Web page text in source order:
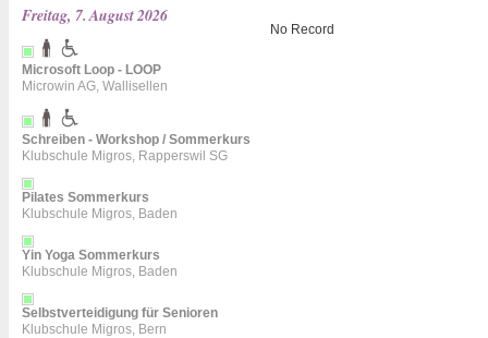
Freitag, 7. August 2026
Microsoft Loop - LOOP
Microwin AG, Wallisellen
Schreiben - Workshop / Sommerkurs
Klubschule Migros, Rapperswil SG
Pilates Sommerkurs
Klubschule Migros, Baden
Yin Yoga Sommerkurs
Klubschule Migros, Baden
Selbstverteidigung für Senioren
Klubschule Migros, Bern
No Record